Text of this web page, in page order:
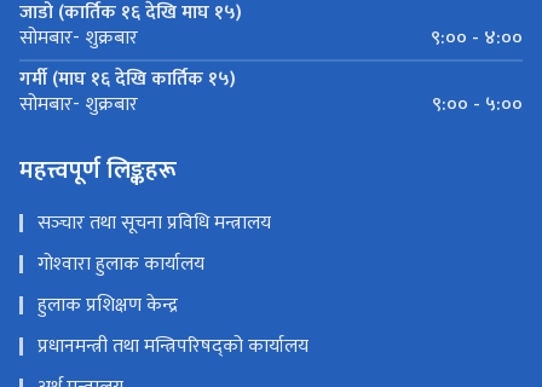
जाडो (कार्तिक १६ देखि माघ १५)
सोमबार- शुक्रबार
९:०० - ४:००
गर्मी (माघ १६ देखि कार्तिक १५)
सोमबार- शुक्रबार ९:०० - ५:००
महत्त्वपूर्ण लिङ्कहरू
सञ्‍चार तथा सूचना प्रविधि मन्त्रालय
गोश्‍वारा हुलाक कार्यालय
हुलाक प्रशिक्षण केन्द्र
प्रधानमन्त्री तथा मन्त्रिपरिषद्को कार्यालय